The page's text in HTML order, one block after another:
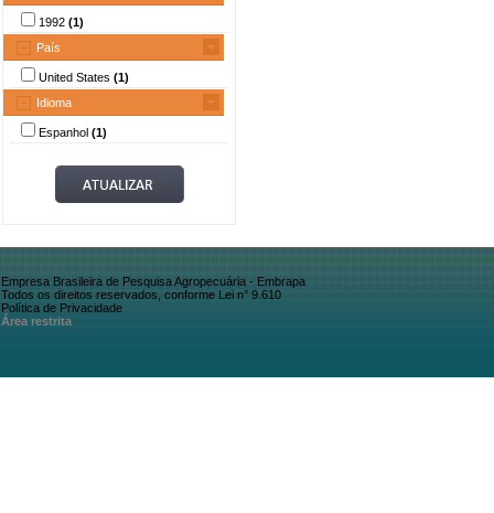
1992 (1)
País
United States (1)
Idioma
Espanhol (1)
Empresa Brasileira de Pesquisa Agropecuária - Embrapa
Todos os direitos reservados, conforme Lei n° 9.610
Política de Privacidade
Área restrita